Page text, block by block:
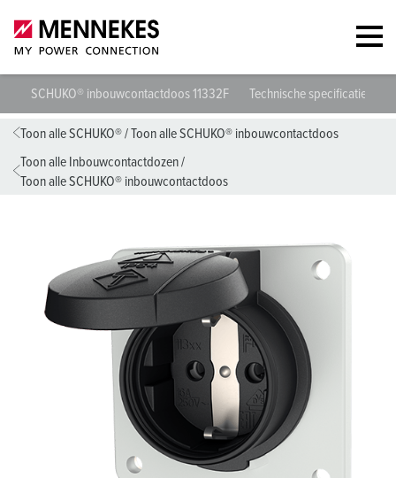
SCHUKO® inbouwcontactdoos 11332F Technische specificaties
Toon alle SCHUKO®/Toon alle SCHUKO® inbouwcontactdoos
Toon alle Inbouwcontactdozen/
Toon alle SCHUKO® inbouwcontactdoos